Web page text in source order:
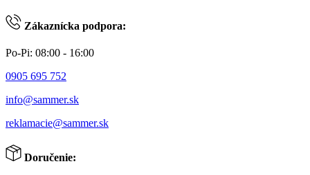
Zákaznícka podpora:
Po-Pi: 08:00 - 16:00
0905 695 752
info@sammer.sk
reklamacie@sammer.sk
Doručenie: